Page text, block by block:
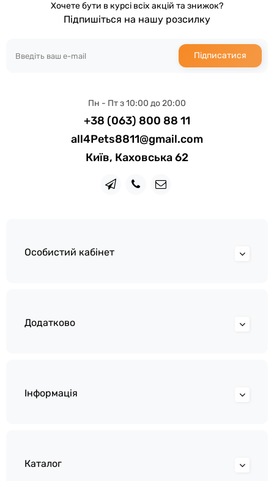
Хочете бути в курсі всіх акцій та знижок?
Підпишіться на нашу розсилку
Підписатися
Пн - Пт з 10:00 до 20:00
+38 (063) 800 88 11
all4Pets8811@gmail.com
Київ, Каховська 62
Особистий кабінет
Додатково
Інформація
Каталог